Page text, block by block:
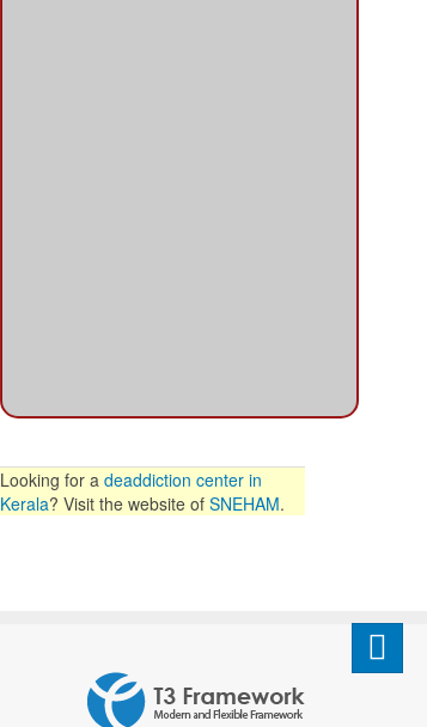
Looking for a deaddiction center in
Kerala? Visit the website of SNEHAM.